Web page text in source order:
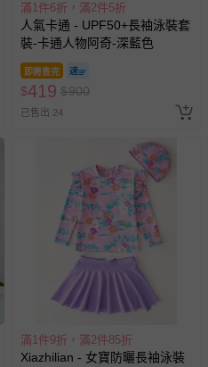
滿1件6折，滿2件5折
人氣卡通 - UPF50+長袖泳裝套
裝-卡通人物阿奇-深藍色
即將售完
$419 $900
已售出 24
滿1件9折，滿2件85折
Xiazhilian - 女寶防曬長袖泳裝